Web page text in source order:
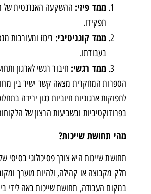
ממד פיזי: ההשקעה האנרגטית של
תפקידו.
ממד קוגניטיבי: ריכוז ומעורבות
בעבודתו.
ממד רגשי: חיבור רגשי לארגון
הספרות המחקרית מצאה קשר ישיר בין
לתפוקות ארגוניות חיוביות כגון ירידה
בפרודוקטיביות ובשביעות הרצון של
מהי תחושת שייכות?
תחושת שייכות היא צורך פסיכולוגי בסיסי
חלק מקבוצה או קהילה, ולהיות מוערך
במקום העבודה, תחושת שייכות באה לידי